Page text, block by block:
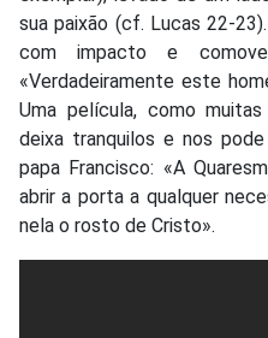
sua paixão (cf. Lucas 22-
com impacto e
«Verdadeiramente este
Uma película, como
deixa tranquilos e nos
papa Francisco: «A
abrir a porta a qualquer
nela o rosto de Cristo».